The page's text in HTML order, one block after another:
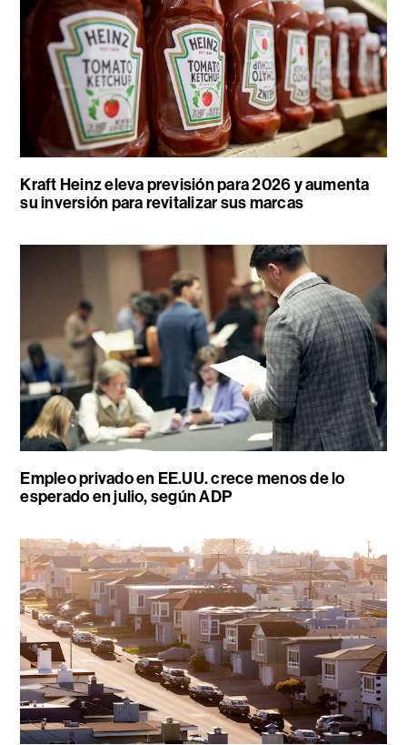
Kraft Heinz eleva previsión para 2026 y aumenta
su inversión para revitalizar sus marcas
Empleo privado en EE.UU. crece menos de lo
esperado en julio, según ADP